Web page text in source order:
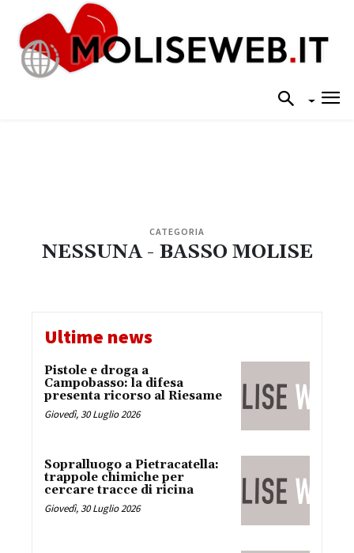
CATEGORIA
NESSUNA - BASSO MOLISE
Ultime news
Pistole e droga a
Campobasso: la difesa
presenta ricorso al Riesame
Giovedì, 30 Luglio 2026
Sopralluogo a Pietracatella:
trappole chimiche per
cercare tracce di ricina
Giovedì, 30 Luglio 2026